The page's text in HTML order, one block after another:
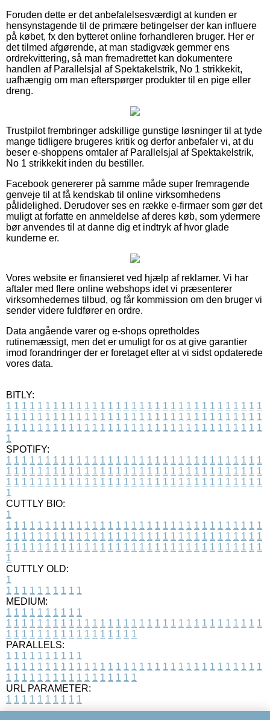
Foruden dette er det anbefalelsesværdigt at kunden er
hensynstagende til de primære betingelser der kan influere
på købet, fx den bytteret online forhandleren bruger. Her er
det tilmed afgørende, at man stadigvæk gemmer ens
ordrekvittering, så man fremadrettet kan dokumentere
handlen af Parallelsjal af Spektakelstrik, No 1 strikkekit,
uafhængig om man efterspørger produkter til en pige eller
dreng.
Trustpilot frembringer adskillige gunstige løsninger til at tyde
mange tidligere brugeres kritik og derfor anbefaler vi, at du
beser e-shoppens omtaler af Parallelsjal af Spektakelstrik,
No 1 strikkekit inden du bestiller.
Facebook genererer på samme måde super fremragende
genveje til at få kendskab til online virksomhedens
pålidelighed. Derudover ses en række e-firmaer som gør det
muligt at forfatte en anmeldelse af deres køb, som ydermere
bør anvendes til at danne dig et indtryk af hvor glade
kunderne er.
Vores website er finansieret ved hjælp af reklamer. Vi har
aftaler med flere online webshops idet vi præsenterer
virksomhedernes tilbud, og får kommission om den bruger vi
sender videre fuldfører en ordre.
Data angående varer og e-shops opretholdes
rutinemæssigt, men det er umuligt for os at give garantier
imod forandringer der er foretaget efter at vi sidst opdaterede
vores data.
BITLY:
1 1 1 1 1 1 1 1 1 1 1 1 1 1 1 1 1 1 1 1 1 1 1 1 1 1 1 1 1 1 1 1 1
1 1 1 1 1 1 1 1 1 1 1 1 1 1 1 1 1 1 1 1 1 1 1 1 1 1 1 1 1 1 1 1 1
1 1 1 1 1 1 1 1 1 1 1 1 1 1 1 1 1 1 1 1 1 1 1 1 1 1 1 1 1 1 1 1 1
1
SPOTIFY:
1 1 1 1 1 1 1 1 1 1 1 1 1 1 1 1 1 1 1 1 1 1 1 1 1 1 1 1 1 1 1 1 1
1 1 1 1 1 1 1 1 1 1 1 1 1 1 1 1 1 1 1 1 1 1 1 1 1 1 1 1 1 1 1 1 1
1 1 1 1 1 1 1 1 1 1 1 1 1 1 1 1 1 1 1 1 1 1 1 1 1 1 1 1 1 1 1 1 1
1
CUTTLY BIO:
1
1 1 1 1 1 1 1 1 1 1 1 1 1 1 1 1 1 1 1 1 1 1 1 1 1 1 1 1 1 1 1 1 1
1 1 1 1 1 1 1 1 1 1 1 1 1 1 1 1 1 1 1 1 1 1 1 1 1 1 1 1 1 1 1 1 1
1 1 1 1 1 1 1 1 1 1 1 1 1 1 1 1 1 1 1 1 1 1 1 1 1 1 1 1 1 1 1 1 1
1
CUTTLY OLD:
1
1 1 1 1 1 1 1 1 1 1
MEDIUM:
1 1 1 1 1 1 1 1 1 1
1 1 1 1 1 1 1 1 1 1 1 1 1 1 1 1 1 1 1 1 1 1 1 1 1 1 1 1 1 1 1 1 1
1 1 1 1 1 1 1 1 1 1 1 1 1 1 1 1 1
PARALLELS:
1 1 1 1 1 1 1 1 1 1
1 1 1 1 1 1 1 1 1 1 1 1 1 1 1 1 1 1 1 1 1 1 1 1 1 1 1 1 1 1 1 1 1
1 1 1 1 1 1 1 1 1 1 1 1 1 1 1 1 1
URL PARAMETER:
1 1 1 1 1 1 1 1 1 1